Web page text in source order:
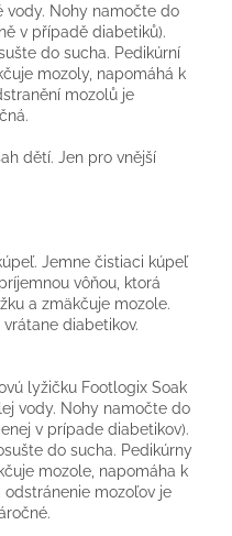
vody. Nohy namočte do
v případě diabetiků).
do sucha. Pedikúrní
mozoly, napomáhá k
mozolů je
dětí. Jen pro vnější
Jemne čistiaci kúpeľ
vôňou, ktorá
a zmäkčuje mozole.
diabetikov.
lyžičku Footlogix Soak
vody. Nohy namočte do
v prípade diabetikov).
do sucha. Pedikúrny
mozole, napomáha k
mozoľov je